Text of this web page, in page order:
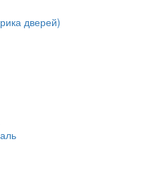
дверей)